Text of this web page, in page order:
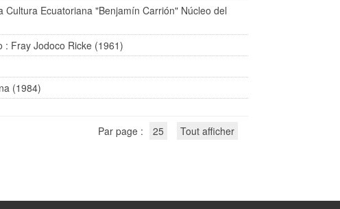
Cultura Ecuatoriana "Benjamín Carrión" Núcleo del
: Fray Jodoco Ricke (1961)
(1984)
Par page : 25 Tout afficher